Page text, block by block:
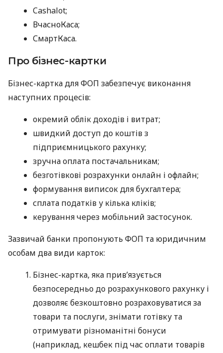
Cashalot;
ВчасноКаса;
СмартКаса.
Про бізнес-картки
Бізнес-картка для ФОП забезпечує виконання
наступних процесів:
окремий облік доходів і витрат;
швидкий доступ до коштів з
підприємницького рахунку;
зручна оплата постачальникам;
безготівкові розрахунки онлайн і офлайн;
формування виписок для бухгалтера;
сплата податків у кілька кліків;
керування через мобільний застосунок.
Зазвичай банки пропонують ФОП та юридичним
особам два види карток:
Бізнес-картка, яка прив’язується
безпосередньо до розрахункового рахунку і
дозволяє безкоштовно розраховуватися за
товари та послуги, знімати готівку та
отримувати різноманітні бонуси
(наприклад, кешбек під час оплати товарів